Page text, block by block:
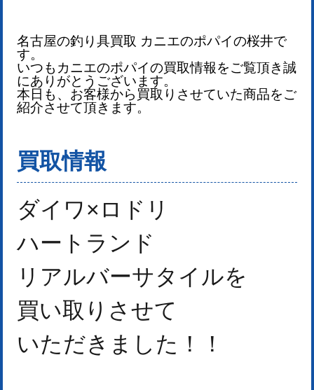
名古屋の釣り具買取 カニエのポパイの桜井で
す。
いつもカニエのポパイの買取情報をご覧頂き誠
にありがとうございます。
本日も、お客様から買取りさせていた商品をご
紹介させて頂きます。
買取情報
ダイワ×ロドリ
ハートランド
リアルバーサタイルを
買い取りさせて
いただきました！
！